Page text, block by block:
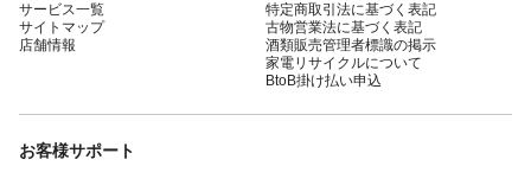
サービス一覧
サイトマップ
店舗情報
特定商取引法に基づく表記
古物営業法に基づく表記
酒類販売管理者標識の掲示
家電リサイクルについて
BtoB掛け払い申込
お客様サポート